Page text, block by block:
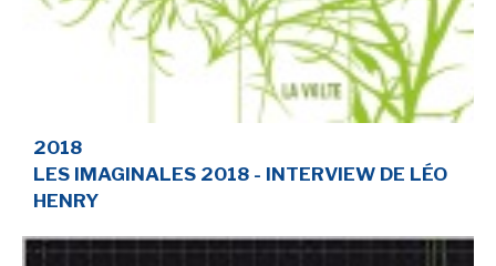
2018
LES IMAGINALES 2018 - INTERVIEW DE LÉO
HENRY